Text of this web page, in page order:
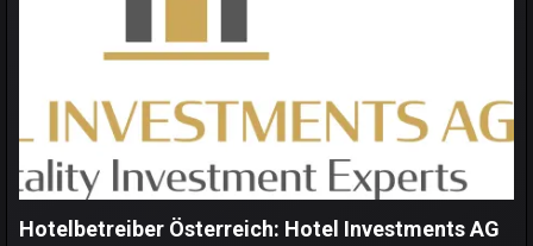
Hotelbetreiber Österreich: Hotel Investments AG